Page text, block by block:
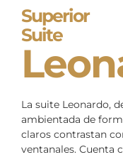
Superior
Suite
La suite Leonardo,
ambientada de
claros contrastan
ventanales. Cuenta